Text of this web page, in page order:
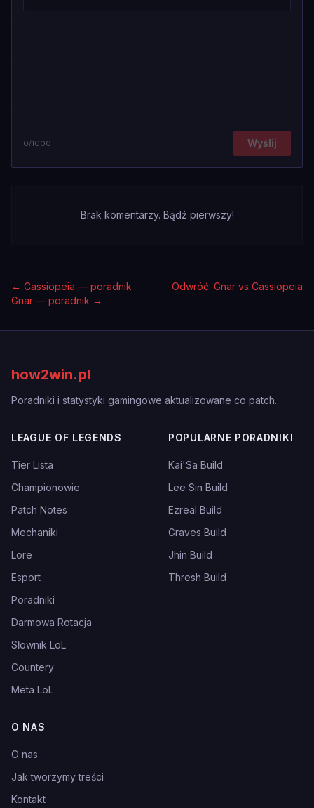
0/1000 Wyślij
Brak komentarzy. Bądź pierwszy!
← Cassiopeia — poradnik
Odwróć: Gnar vs Cassiopeia
Gnar — poradnik →
how2win.pl
Poradniki i statystyki gamingowe aktualizowane co patch.
LEAGUE OF LEGENDS
Tier Lista
Championowie
Patch Notes
Mechaniki
Lore
Esport
Poradniki
Darmowa Rotacja
Słownik LoL
Countery
Meta LoL
POPULARNE PORADNIKI
Kai'Sa Build
Lee Sin Build
Ezreal Build
Graves Build
Jhin Build
Thresh Build
O NAS
O nas
Jak tworzymy treści
Kontakt